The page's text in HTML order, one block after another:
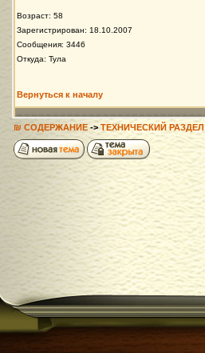
Возраст: 58
Зарегистрирован: 18.10.2007
Сообщения: 3446
Откуда: Тула
Вернуться к началу
₪ СОДЕРЖАНИЕ-> ТЕХНИЧЕСКИЙ РАЗДЕЛ